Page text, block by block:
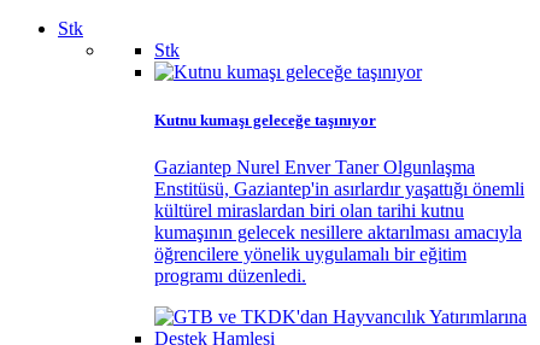
Stk
Stk
Kutnu kumaşı geleceğe taşınıyor
Gaziantep Nurel Enver Taner Olgunlaşma
Enstitüsü, Gaziantep'in asırlardır yaşattığı önemli
kültürel miraslardan biri olan tarihi kutnu
kumaşının gelecek nesillere aktarılması amacıyla
öğrencilere yönelik uygulamalı bir eğitim
programı düzenledi.